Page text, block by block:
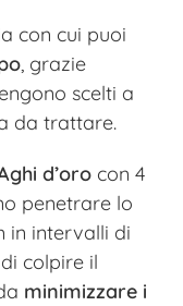
con cui puoi
, grazie
scelti a
da trattare.
d’oro con 4
penetrare lo
in intervalli di
colpire il
minimizzare i